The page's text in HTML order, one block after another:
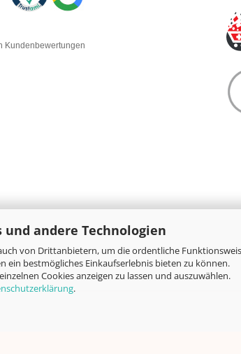
und andere Technologien
von Drittanbietern, um die ordentliche
ein bestmögliches Einkaufserlebnis bieten zu können.
Cookies anzeigen zu lassen und auszuwählen.
.
Kundenbewertungen
Online-Shopby